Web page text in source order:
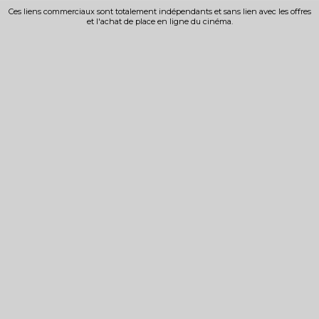
Ces liens commerciaux sont totalement indépendants et sans lien avec les offres
et l'achat de place en ligne du cinéma.